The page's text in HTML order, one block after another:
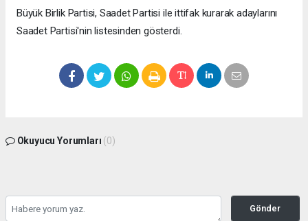
Büyük Birlik Partisi, Saadet Partisi ile ittifak kurarak adaylarını
Saadet Partisi'nin listesinden gösterdi.
Okuyucu Yorumları (0)
Gönder